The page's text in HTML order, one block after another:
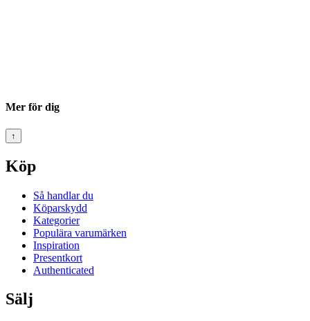
Mer för dig
↑
Köp
Så handlar du
Köparskydd
Kategorier
Populära varumärken
Inspiration
Presentkort
Authenticated
Sälj